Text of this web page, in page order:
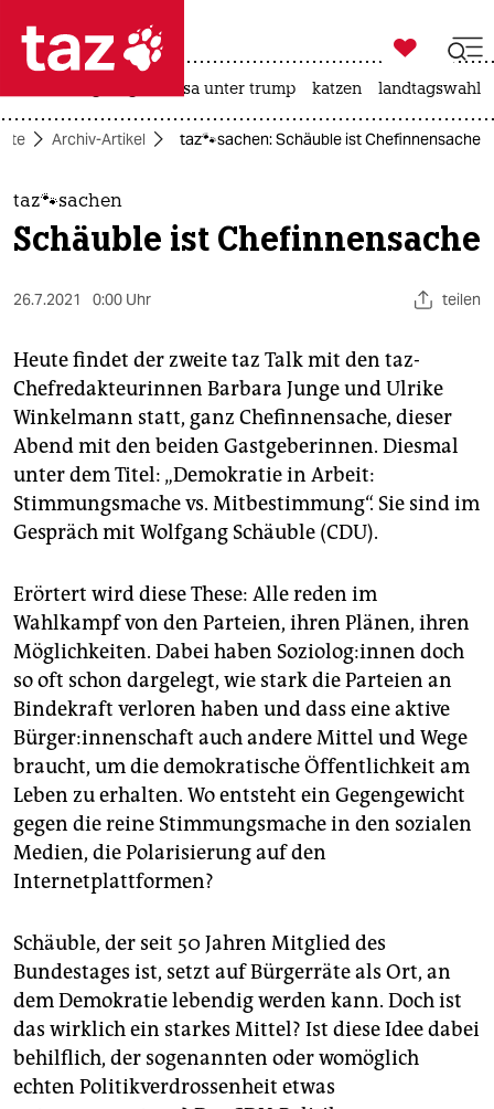
 taz zahl ich
taz zahl ich
themen
politik
öko
gesellschaft
kultur
sport
berlin
nord
wahrheit
verlag
verlag
veranstaltungen
shop
fragen & hilfe
unterstützen
genossenschaft
epaper login

taz zahl ich
usa unter trump katzen landtagswahl
Archiv-Artikel taz🐾sachen: Schäuble ist Chefinnensache
taz🐾sachen
Schäuble ist Chefinnensache
26.7.2021 0:00 Uhr teilen
Heute findet der zweite taz Talk mit den taz-
Chefredakteurinnen Barbara Junge und Ulrike
Winkelmann statt, ganz Chefinnensache, dieser
Abend mit den beiden Gastgeberinnen. Diesmal
unter dem Titel: „Demokratie in Arbeit:
Stimmungsmache vs. Mitbestimmung“. Sie sind im
Gespräch mit Wolfgang Schäuble (CDU).
Erörtert wird diese These: Alle reden im
Wahlkampf von den Parteien, ihren Plänen, ihren
Möglichkeiten. Dabei haben So­zio­lo­g:in­nen doch
so oft schon dargelegt, wie stark die Parteien an
Bindekraft verloren haben und dass eine aktive
Bür­ge­r:in­nen­schaft auch andere Mittel und Wege
braucht, um die demokratische Öffentlichkeit am
Leben zu erhalten. Wo entsteht ein Gegengewicht
gegen die reine Stimmungsmache in den sozialen
Medien, die Polarisierung auf den
Internetplattformen?
Schäuble, der seit 50 Jahren Mitglied des
Bundestages ist, setzt auf Bürgerräte als Ort, an
dem Demokratie lebendig werden kann. Doch ist
das wirklich ein starkes Mittel? Ist diese Idee dabei
behilflich, der sogenannten oder womöglich
echten Politikverdrossenheit etwas